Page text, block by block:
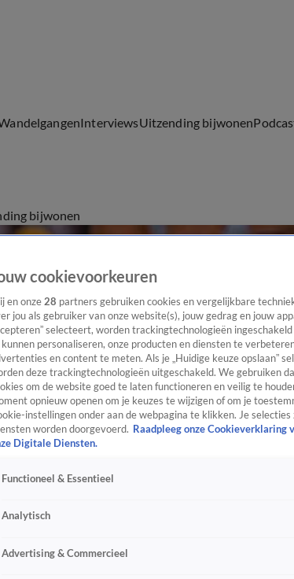
InterviewsUitzending bijwonen
bijwonen
cookievoorkeuren
en onze 28 partners gebruiken cookies en vergelijkbare
jou als gebruiker van onze website(s), jouw gedrag en jouw
selecteert, worden trackingtechnologieën
personaliseren, onze producten en diensten te
en content te meten. Als je „Huidige keuze opslaan”
deze trackingtechnologieën uitgeschakeld. We gebruiken
om de website goed te laten functioneren en veilig te
opnieuw openen om je keuzes te wijzigen of om je
instellingen onder aan de webpagina te klikken. Je
worden doorgevoerd. Raadpleeg onze Cookieverklaring
Digitale Diensten.
Functioneel & Essentieel
Analytisch
Advertising & Commercieel